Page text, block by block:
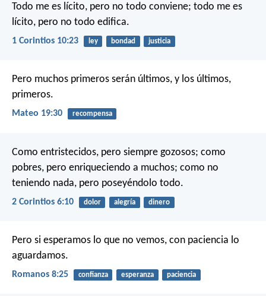
Todo me es lícito, pero no todo conviene; todo me es
lícito, pero no todo edifica.
1 Corintios 10:23 ley bondad justicia
Pero muchos primeros serán últimos, y los últimos,
primeros.
Mateo 19:30 recompensa
Como entristecidos, pero siempre gozosos; como
pobres, pero enriqueciendo a muchos; como no
teniendo nada, pero poseyéndolo todo.
2 Corintios 6:10 dolor alegría dinero
Pero si esperamos lo que no vemos, con paciencia lo
aguardamos.
Romanos 8:25 confianza esperanza paciencia